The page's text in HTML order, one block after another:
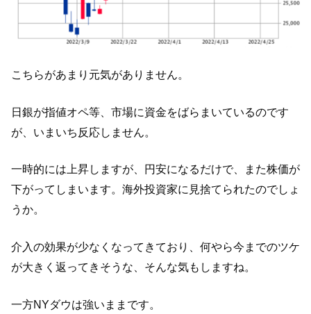
こちらがあまり元気がありません。
日銀が指値オペ等、市場に資金をばらまいているのです
が、いまいち反応しません。
一時的には上昇しますが、円安になるだけで、また株価が
下がってしまいます。海外投資家に見捨てられたのでしょ
うか。
介入の効果が少なくなってきており、何やら今までのツケ
が大きく返ってきそうな、そんな気もしますね。
一方NYダウは強いままです。